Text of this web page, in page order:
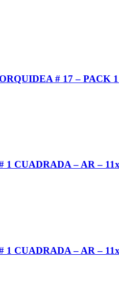
# 17 – PACK
CUADRADA – AR –
CUADRADA – AR –